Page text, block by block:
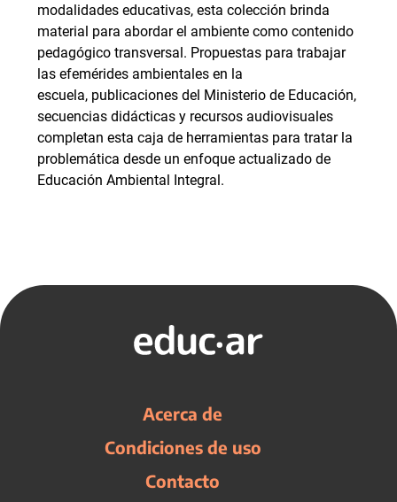
modalidades educativas, esta colección brinda
material para abordar el ambiente como contenido
pedagógico transversal. Propuestas para trabajar
las efemérides ambientales en la
escuela, publicaciones del Ministerio de Educación,
secuencias didácticas y recursos audiovisuales
completan esta caja de herramientas para tratar la
problemática desde un enfoque actualizado de
Educación Ambiental Integral.
Acerca de
Condiciones de uso
Contacto